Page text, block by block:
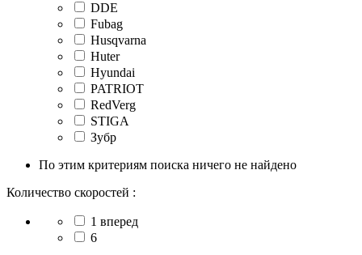
DDE
Fubag
Husqvarna
Huter
Hyundai
PATRIOT
RedVerg
STIGA
Зубр
По этим критериям поиска ничего не найдено
Количество скоростей :
1 вперед
6